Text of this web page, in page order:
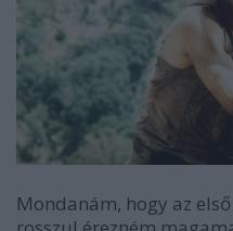
Mondanám, hogy az